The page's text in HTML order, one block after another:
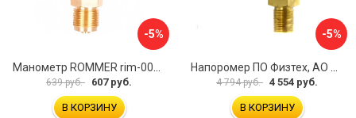
-5%
639 руб. 607 руб.
В КОРЗИНУ
-5%
4 794 руб. 4 554 руб.
В КОРЗИНУ